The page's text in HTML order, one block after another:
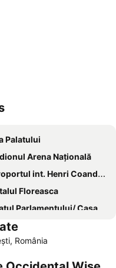
Palatului
Arena Naţională
int. Henri Coandă București
Floreasca
Parlamentului/ Casa Poporului
România